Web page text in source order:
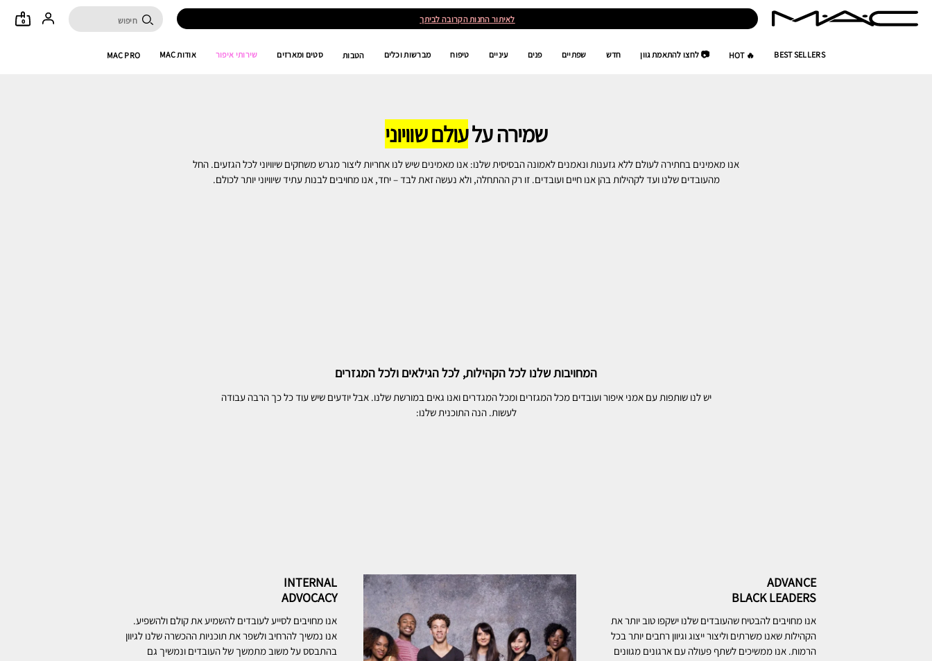
לאיתור החנות הקרובה לביתך 0
BEST SELLERS
🔥 HOT 📷 לחצו להתאמת גוון חדש שפתיים פנים עיניים טיפוח מברשות וכלים הטבות סטים ומארזים שירותי איפור אודות MAC MAC PRO
שמירה עלעולם שוויוני
אנו מאמינים בחתירה לעולם ללא גזענות ונאמנים לאמונה הבסיסית שלנו: אנו מאמינים שיש לנו אחריות ליצור מגרש משחקים שיוויוני לכל הגזעים. החל
מהעובדים שלנו ועד לקהילות בהן אנו חיים ועובדים. זו רק ההתחלה, ולא נעשה זאת לבד – יחד, אנו מחויבים לבנות עתיד שיוויוני יותר לכולם.
המחויבות שלנו לכל הקהילות, לכל הגילאים ולכל המגזרים
יש לנו שותפות עם אמני איפור ועובדים מכל המגזרים ומכל המגדרים ואנו גאים במורשת שלנו. אבל יודעים שיש עוד כל כך הרבה עבודה
לעשות. הנה התוכנית שלנו:
ADVANCE
BLACK LEADERS
אנו מחויבים להבטיח שהעובדים שלנו ישקפו טוב יותר את
הקהילות שאנו משרתים וליצור ייצוג וגיוון רחבים יותר בכל
הרמות. אנו ממשיכים לשתף פעולה עם ארגונים מגוונים
INTERNAL
ADVOCACY
אנו מחויבים לסייע לעובדים להשמיע את קולם ולהשפיע.
אנו נמשיך להרחיב ולשפר את תוכניות ההכשרה שלנו לגיוון
בהתבסס על משוב מתמשך של העובדים ונמשיך גם